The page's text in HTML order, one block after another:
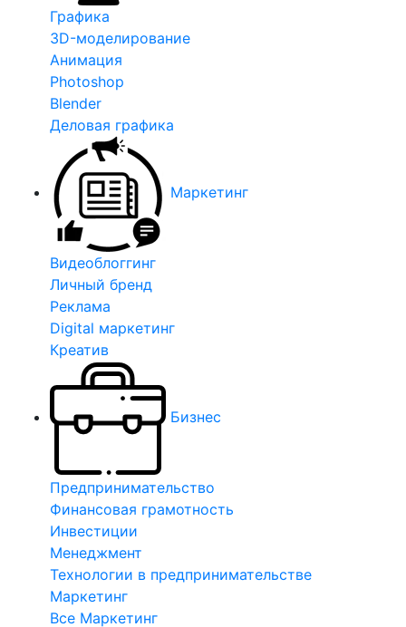
Графика
3D-моделирование
Анимация
Photoshop
Blender
Деловая графика
Маркетинг
Видеоблоггинг
Личный бренд
Реклама
Digital маркетинг
Креатив
Бизнес
Предпринимательство
Финансовая грамотность
Инвестиции
Менеджмент
Технологии в предпринимательстве
Маркетинг
Все Маркетинг